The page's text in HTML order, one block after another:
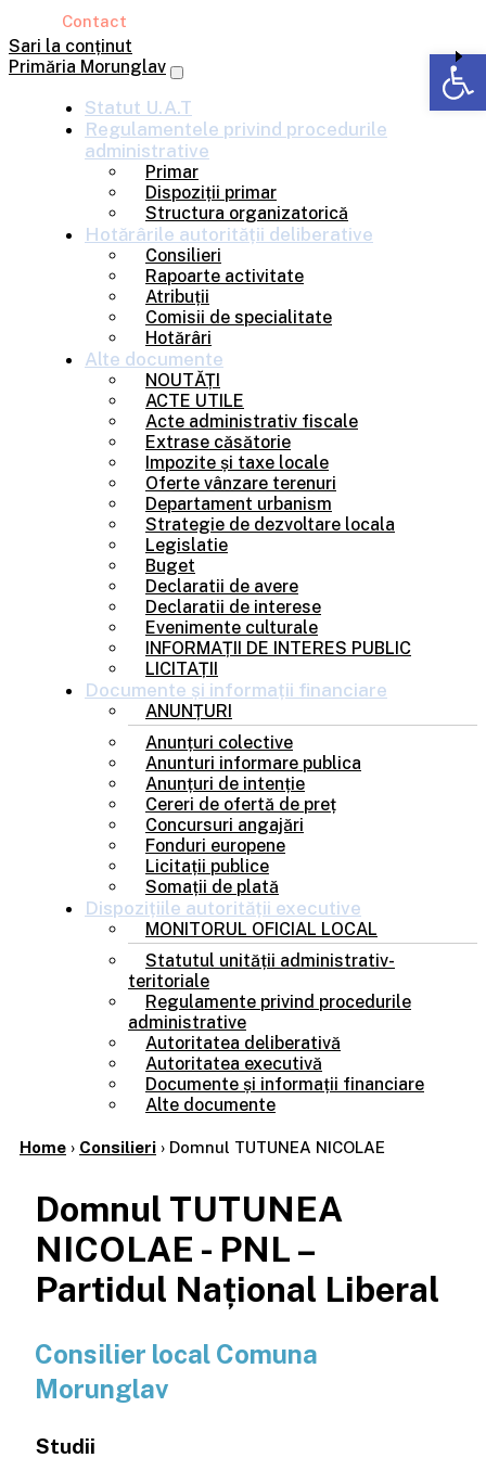
Sari la conținut
Primăria Morunglav
Statut U.A.T
Regulamentele privind procedurile
administrative
Primar
Dispoziții primar
Structura organizatorică
Hotărârile autorității deliberative
Consilieri
Rapoarte activitate
Atribuții
Comisii de specialitate
Hotărâri
Alte documente
NOUTĂȚI
ACTE UTILE
Acte administrativ fiscale
Extrase căsătorie
Impozite și taxe locale
Oferte vânzare terenuri
Departament urbanism
Strategie de dezvoltare locala
Legislatie
Buget
Declaratii de avere
Declaratii de interese
Evenimente culturale
INFORMAȚII DE INTERES PUBLIC
LICITAȚII
Documente și informații financiare
ANUNȚURI
Anunțuri colective
Anunturi informare publica
Anunțuri de intenție
Cereri de ofertă de preț
Concursuri angajări
Fonduri europene
Licitații publice
Somații de plată
Dispozițiile autorității executive
MONITORUL OFICIAL LOCAL
Statutul unității administrativ-
teritoriale
Regulamente privind procedurile
administrative
Autoritatea deliberativă
Autoritatea executivă
Documente și informații financiare
Alte documente
Home › Consilieri › Domnul TUTUNEA NICOLAE
Contact
Domnul TUTUNEA
NICOLAE - PNL –
Partidul Național Liberal
Consilier local Comuna
Morunglav
Studii